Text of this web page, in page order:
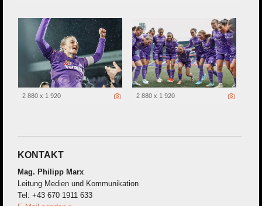
2 880 x 1 920 2 880 x 1 920
KONTAKT
Mag. Philipp Marx
Leitung Medien und Kommunikation
Tel: +43 670 1911 633